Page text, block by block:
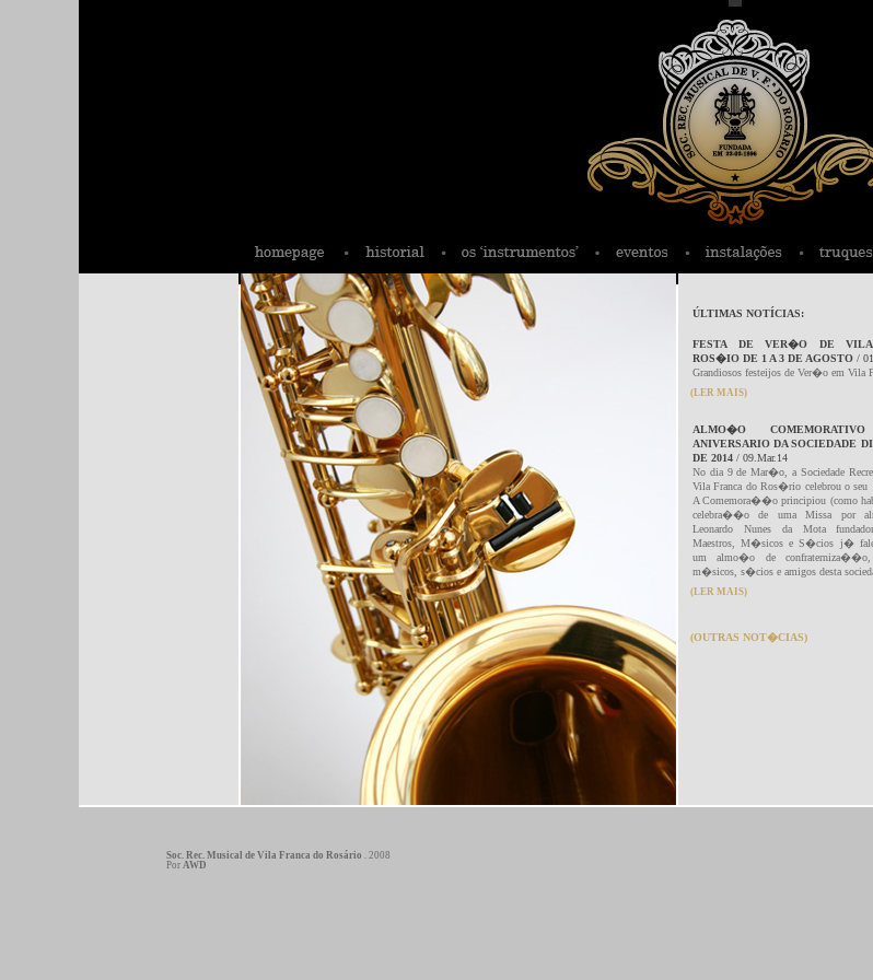
ÚLTIMAS NOTÍCIAS:
FESTA DE VER�O DE VILA
ROS�IO DE 1 A 3 DE AGOSTO /
Grandiosos festeijos de Ver�o em Vila
(LER MAIS)
ALMO�O
ANIVERSARIO DA SOCIEDADE
DE 2014 / 09.Mar.14
No dia 9 de Mar�o, a Sociedade
Vila Franca do Ros�rio celebrou o seu
A Comemora��o principiou (como
celebra��o de uma Missa por
Leonardo Nunes da Mota
Maestros, M�sicos e S�cios j�
um almo�o de
m�sicos, s�cios e amigos desta
(LER MAIS)
(OUTRAS NOT�CIAS)
Soc. Rec. Musical de Vila Franca do Rosário . 2008
Por AWD